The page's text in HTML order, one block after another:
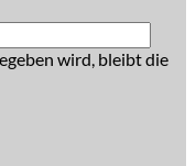
wird, bleibt die